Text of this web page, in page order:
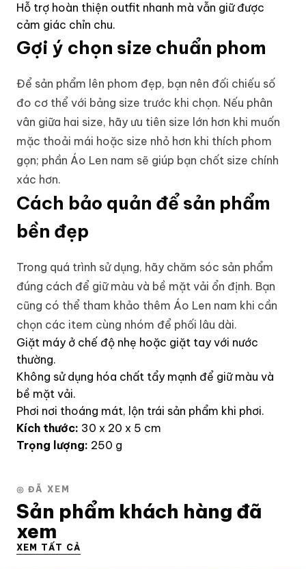
Hỗ trợ hoàn thiện outfit nhanh mà vẫn giữ được
cảm giác chỉn chu.
Gợi ý chọn size chuẩn phom
Để sản phẩm lên phom đẹp, bạn nên đối chiếu số
đo cơ thể với bảng size trước khi chọn. Nếu phân
vân giữa hai size, hãy ưu tiên size lớn hơn khi muốn
mặc thoải mái hoặc size nhỏ hơn khi thích phom
gọn; phần Áo Len nam sẽ giúp bạn chốt size chính
xác hơn.
Cách bảo quản để sản phẩm
bền đẹp
Trong quá trình sử dụng, hãy chăm sóc sản phẩm
đúng cách để giữ màu và bề mặt vải ổn định. Bạn
cũng có thể tham khảo thêm Áo Len nam khi cần
chọn các item cùng nhóm để phối lâu dài.
Giặt máy ở chế độ nhẹ hoặc giặt tay với nước
thường.
Không sử dụng hóa chất tẩy mạnh để giữ màu và
bề mặt vải.
Phơi nơi thoáng mát, lộn trái sản phẩm khi phơi.
Kích thước: 30 x 20 x 5 cm
Trọng lượng: 250 g
◎ ĐÃ XEM
Sản phẩm khách hàng đã
xem
XEM TẤT CẢ